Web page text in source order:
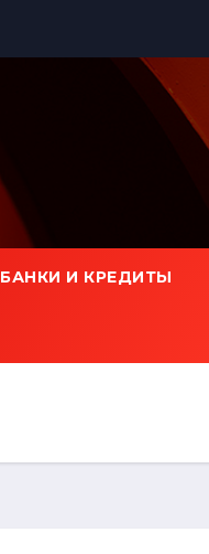
БАНКИ И КРЕДИТЫ